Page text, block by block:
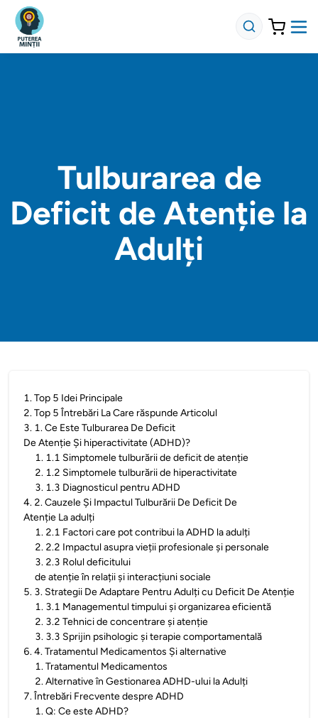
Tulburarea de
Deficit de Atenție la
Adulți
1.Top 5 Idei Principale
2.Top 5 Întrebări La Care răspunde Articolul
3. 1. Ce Este Tulburarea De Deficit
De Atenție Și hiperactivitate (ADHD)?
1. 1.1 Simptomele tulburării de deficit de atenție
2. 1.2 Simptomele tulburării de hiperactivitate
3. 1.3 Diagnosticul pentru ADHD
4. 2. Cauzele Și Impactul Tulburării De Deficit De
Atenție La adulți
1. 2.1 Factori care pot contribui la ADHD la adulți
2. 2.2 Impactul asupra vieții profesionale și personale
3. 2.3 Rolul deficitului
de atenție în relații și interacțiuni sociale
5. 3. Strategii De Adaptare Pentru Adulți cu Deficit De Atenție
1. 3.1 Managementul timpului și organizarea eficientă
2. 3.2 Tehnici de concentrare și atenție
3. 3.3 Sprijin psihologic și terapie comportamentală
6.4. Tratamentul Medicamentos Și alternative
1.Tratamentul Medicamentos
2.Alternative în Gestionarea ADHD-ului la Adulți
7.Întrebări Frecvente despre ADHD
1.Q: Ce este ADHD?